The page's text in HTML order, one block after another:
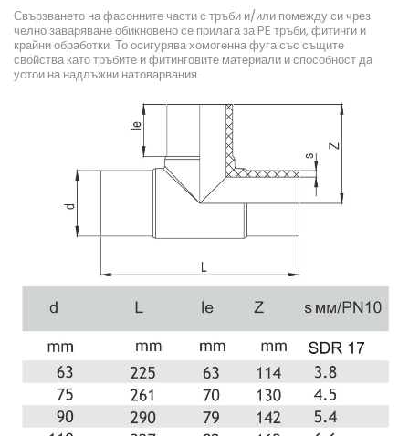
Свързването на фасонните части с тръби и/или помежду си чрез
челно заваряване обикновено се прилага за PE тръби, фитинги и
крайни обработки. То осигурява хомогенна фуга със същите
свойства като тръбите и фитинговите материали и способност да
устои на надлъжни натоварвания.